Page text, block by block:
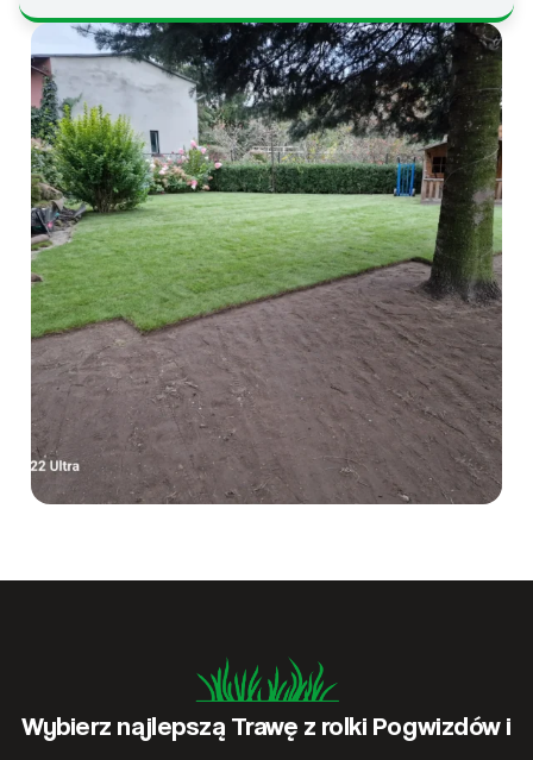
Wybierz najlepszą Trawę z rolki Pogwizdów i